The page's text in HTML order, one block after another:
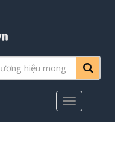
Main
Menu